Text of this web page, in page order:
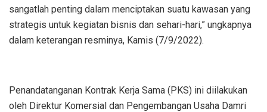
sangatlah penting dalam menciptakan suatu kawasan yang
strategis untuk kegiatan bisnis dan sehari-hari,” ungkapnya
dalam keterangan resminya, Kamis (7/9/2022).
Penandatanganan Kontrak Kerja Sama (PKS) ini diilakukan
oleh Direktur Komersial dan Pengembangan Usaha Damri